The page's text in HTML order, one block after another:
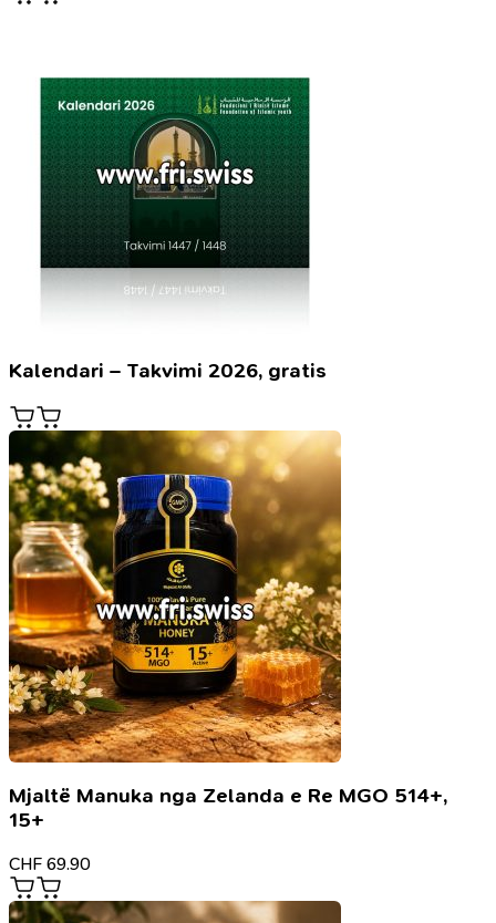
Kalendari – Takvimi 2026, gratis
Mjaltë Manuka nga Zelanda e Re MGO 514+,
15+
CHF 69.90